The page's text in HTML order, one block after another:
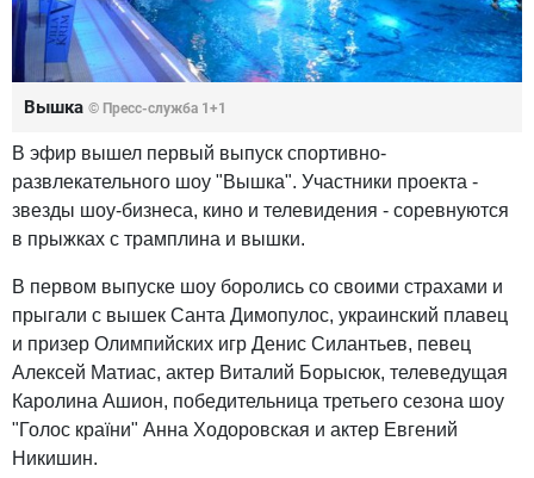
Вышка © Пресс-служба 1+1
В эфир вышел первый выпуск спортивно-
развлекательного шоу "Вышка". Участники проекта -
звезды шоу-бизнеса, кино и телевидения - соревнуются
в прыжках с трамплина и вышки.
В первом выпуске шоу боролись со своими страхами и
прыгали с вышек Санта Димопулос, украинский плавец
и призер Олимпийских игр Денис Силантьев, певец
Алексей Матиас, актер Виталий Борысюк, телеведущая
Каролина Ашион, победительница третьего сезона шоу
"Голос країни" Анна Ходоровская и актер Евгений
Никишин.